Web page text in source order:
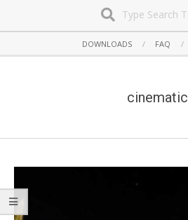
Navigation
DOWNLOADS FAQ
cinematic